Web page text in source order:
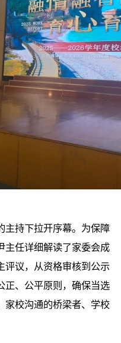
持下拉开序幕。为保障
主任详细解读了家委会成
议，从资格审核到公示
正、公平原则，确保当选
家校沟通的桥梁者、学校